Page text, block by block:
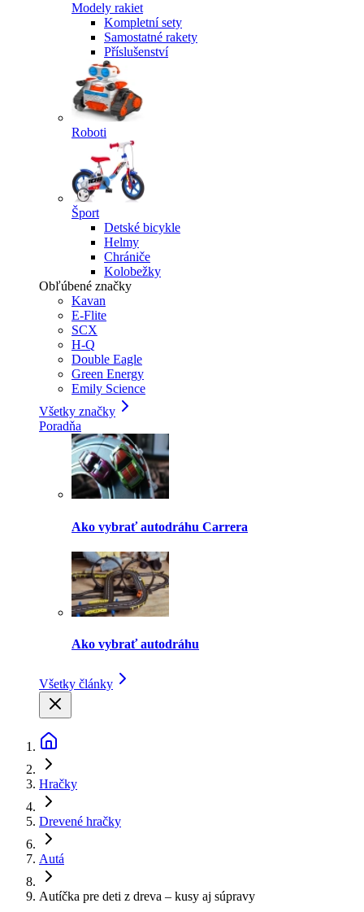
Modely rakiet
Kompletní sety
Samostatné rakety
Příslušenství
Roboti
Šport
Detské bicykle
Helmy
Chrániče
Kolobežky
Obľúbené značky
Kavan
E-Flite
SCX
H-Q
Double Eagle
Green Energy
Emily Science
Všetky značky
Poradňa
Ako vybrať autodráhu Carrera
Ako vybrať autodráhu
Všetky články
Hračky
Drevené hračky
Autá
Autíčka pre deti z dreva – kusy aj súpravy